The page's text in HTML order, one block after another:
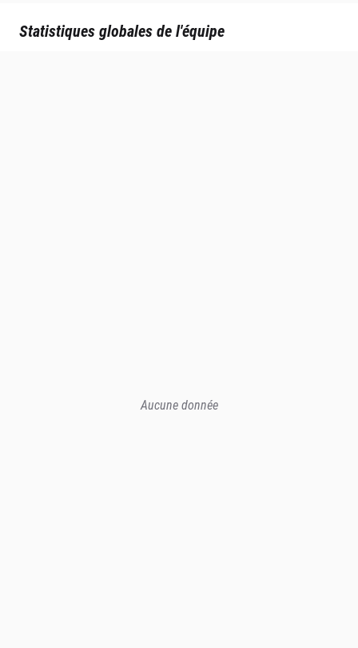
Statistiques globales de l'équipe
Aucune donnée